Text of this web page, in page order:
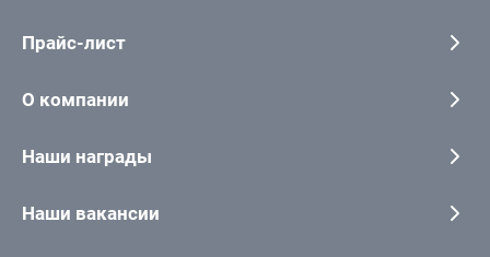
Прайс-лист
О компании
Наши награды
Наши вакансии